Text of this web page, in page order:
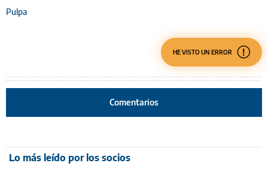
Pulpa
HE VISTO UN ERROR
Comentarios
Lo más leído por los socios